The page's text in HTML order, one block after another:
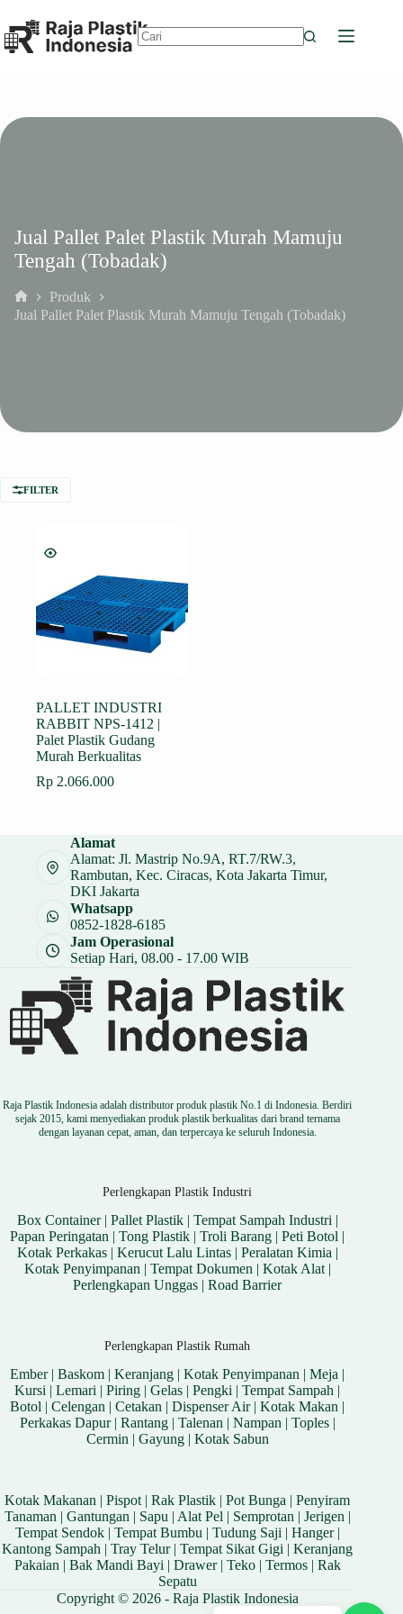
to
content
Jual Pallet Palet Plastik Murah Mamuju
Tengah (Tobadak)
Home
Produk
Jual Pallet Palet Plastik Murah Mamuju Tengah (Tobadak)
FILTER
PALLET INDUSTRI
RABBIT NPS-1412 |
Palet Plastik Gudang
Murah Berkualitas
Rp 2.066.000
Alamat
Alamat: Jl. Mastrip No.9A, RT.7/RW.3,
Rambutan, Kec. Ciracas, Kota Jakarta Timur,
DKI Jakarta
Whatsapp
0852-1828-6185
Jam Operasional
Setiap Hari, 08.00 - 17.00 WIB
Raja Plastik Indonesia adalah distributor produk plastik No.1 di Indonesia. Berdiri
sejak 2015, kami menyediakan produk plastik berkualitas dari brand ternama
dengan layanan cepat, aman, dan terpercaya ke seluruh Indonesia.
Perlengkapan Plastik Industri
Box Container| Pallet Plastik| Tempat Sampah Industri |
Papan Peringatan |Tong Plastik |Troli Barang |Peti Botol |
Kotak Perkakas| Kerucut Lalu Lintas| Peralatan Kimia |
Kotak Penyimpanan | Tempat Dokumen | Kotak Alat|
Perlengkapan Unggas |Road Barrier
Perlengkapan Plastik Rumah
Ember|Baskom |Keranjang |Kotak Penyimpanan |Meja |
Kursi |Lemari |Piring |Gelas |Pengki |Tempat Sampah |
Botol |Celengan |Cetakan |Dispenser Air|Kotak Makan |
Perkakas Dapur| Rantang| Talenan| Nampan| Toples|
Cermin| Gayung| Kotak Sabun
Kotak Makanan |Pispot|Rak Plastik |Pot Bunga |Penyiram
Tanaman| Gantungan| Sapu| Alat Pel| Semprotan| Jerigen|
Tempat Sendok| Tempat Bumbu| Tudung Saji| Hanger|
Kantong Sampah |Tray Telur|Tempat Sikat Gigi |Keranjang
Pakaian| Bak Mandi Bayi| Drawer| Teko| Termos| Rak
Sepatu
Copyright © 2026 - Raja Plastik Indonesia